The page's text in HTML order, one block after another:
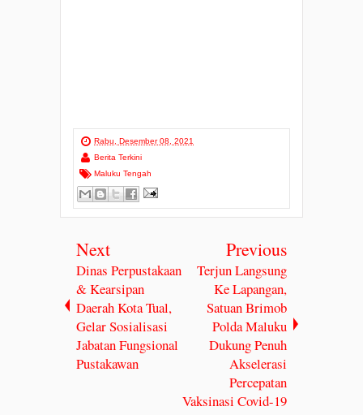
Rabu, Desember 08, 2021
Berita Terkini
Maluku Tengah
Next
Dinas Perpustakaan
& Kearsipan
Daerah Kota Tual,
Gelar Sosialisasi
Jabatan Fungsional
Pustakawan
Previous
Terjun Langsung
Ke Lapangan,
Satuan Brimob
Polda Maluku
Dukung Penuh
Akselerasi
Percepatan
Vaksinasi Covid-19